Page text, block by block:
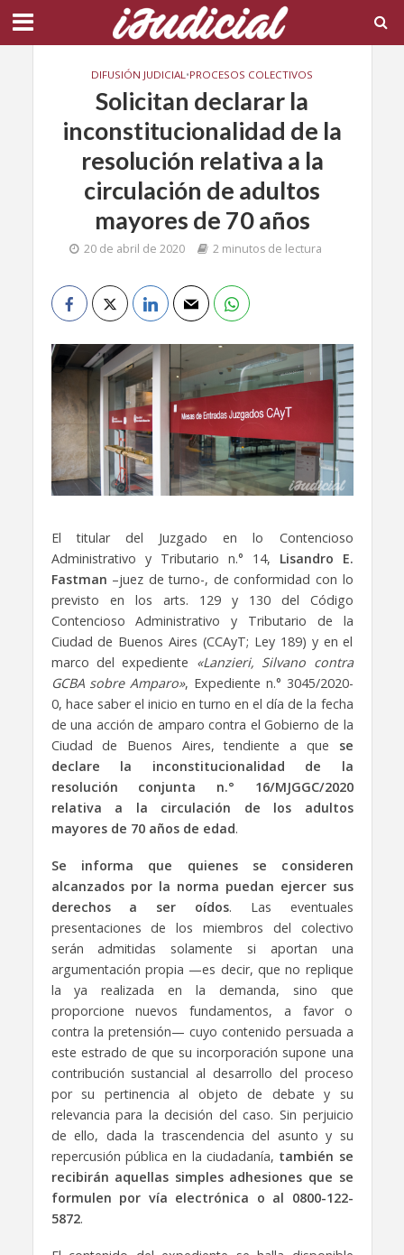
DIFUSIÓN JUDICIAL•PROCESOS COLECTIVOS
Solicitan declarar la
inconstitucionalidad de la
resolución relativa a la
circulación de adultos
mayores de 70 años
20 de abril de 2020 2 minutos de lectura
El titular del Juzgado en lo Contencioso
Administrativo y Tributario n.° 14, Lisandro E.
Fastman –juez de turno-, de conformidad con lo
previsto en los arts. 129 y 130 del Código
Contencioso Administrativo y Tributario de la
Ciudad de Buenos Aires (CCAyT; Ley 189) y en el
marco del expediente «Lanzieri, Silvano contra
GCBA sobre Amparo», Expediente n.° 3045/2020-
0, hace saber el inicio en turno en el día de la fecha
de una acción de amparo contra el Gobierno de la
Ciudad de Buenos Aires, tendiente a que se
declare la inconstitucionalidad de la
resolución conjunta n.° 16/MJGGC/2020
relativa a la circulación de los adultos
mayores de 70 años de edad.
Se informa que quienes se consideren
alcanzados por la norma puedan ejercer sus
derechos a ser oídos. Las eventuales
presentaciones de los miembros del colectivo
serán admitidas solamente si aportan una
argumentación propia —es decir, que no replique
la ya realizada en la demanda, sino que
proporcione nuevos fundamentos, a favor o
contra la pretensión— cuyo contenido persuada a
este estrado de que su incorporación supone una
contribución sustancial al desarrollo del proceso
por su pertinencia al objeto de debate y su
relevancia para la decisión del caso. Sin perjuicio
de ello, dada la trascendencia del asunto y su
repercusión pública en la ciudadanía, también se
recibirán aquellas simples adhesiones que se
formulen por vía electrónica o al 0800-122-
5872.